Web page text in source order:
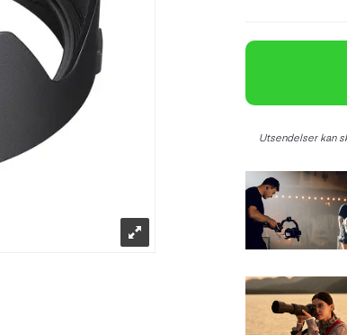
Utsendelser kan